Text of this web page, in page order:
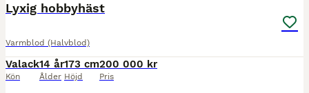
Lyxig hobbyhäst
Varmblod (Halvblod)
Valack
Kön
14 år
Ålder
173 cm
Höjd
200 000 kr
Pris